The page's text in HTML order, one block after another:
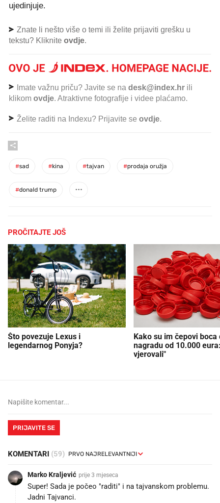
ujedinjuje.
Znate li nešto više o temi ili želite prijaviti grešku u
tekstu? Kliknite ovdje.
Imate važnu priču? Javite se na desk@index.hr ili
klikom ovdje. Atraktivne fotografije i videe plaćamo.
Želite raditi na Indexu? Prijavite se ovdje.
#sad #kina #tajvan #prodaja oružja
#donald trump
PROČITAJTE JOŠ
Što povezuje Lexus i
legendarnog Ponyja?
Kako su im čepovi boca
nagradu od 10.000
vjerovali"
PRIJAVITE SE
KOMENTARI (59)
Marko Kraljević prije 3 mjeseca
Super! Sada je počeo "raditi" i na tajvanskom problemu.
Jadni Tajvanci.